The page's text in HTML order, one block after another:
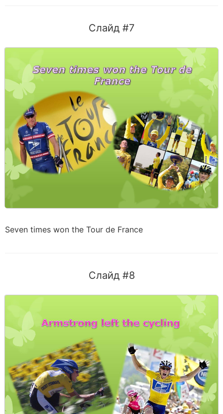
Слайд #7
Seven times won the Tour de France
Слайд #8